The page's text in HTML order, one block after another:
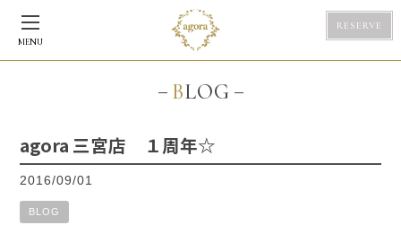
MENU
RESERVE
BLOG
agora 三宮店 １周年☆
2016/09/01
BLOG